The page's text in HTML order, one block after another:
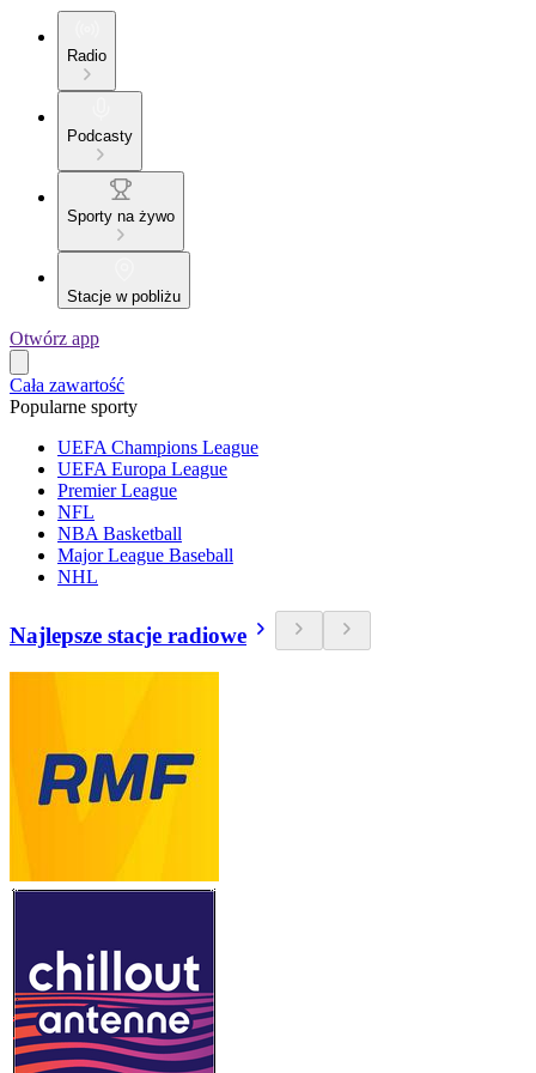
Radio
Podcasty
Sporty na żywo
Stacje w pobliżu
Otwórz app
Cała zawartość
Popularne sporty
UEFA Champions League
UEFA Europa League
Premier League
NFL
NBA Basketball
Major League Baseball
NHL
Najlepsze stacje radiowe